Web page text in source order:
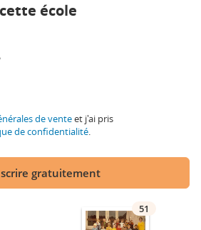
école
de venteet j'ai pris
de confidentialité.
gratuitement
51